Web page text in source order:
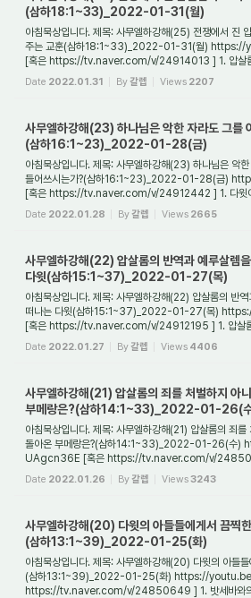
(삼하18:1~33)_2022-01-31(월)
아침묵상입니다. 제목: 사무엘하강해(25) 전쟁에서 진
주는 교훈(삼하18:1~33)_2022-01-31(월)
[혹은 https://tv.naver.com/v/24914013 ] 1. 압살롬
다윗의 셋째 아들로 ...
Date 2022.01.31 By갈렙 Views 2207
사무엘하강해(23) 하나님은 악한 자라도 그를
(삼하16:1~23)_2022-01-28(금)
아침묵상입니다. 제목: 사무엘하강해(23) 하나님은 악한
들어쓰시는가?(삼하16:1~23)_2022-01-28(금)
[혹은 https://tv.naver.com/v/24912442 ] 1. 다윗이
과정에서 힘을 주었던 이...
Date 2022.01.28 By갈렙 Views 2665
사무엘하강해(22) 압살롬의 반역과 예루살렘
다윗(삼하15:1~37)_2022-01-27(목)
아침묵상입니다. 제목: 사무엘하강해(22) 압살롬의 반
떠나는 다윗(삼하15:1~37)_2022-01-27(목)
[혹은 https://tv.naver.com/v/24912195 ] 1. 압살롬
어떻게 자신의 힘...
Date 2022.01.27 By갈렙 Views 4406
사무엘하강해(21) 압살롬의 죄를 처벌하지 아
부메랑은?(삼하14:1~33)_2022-01-26(
아침묵상입니다. 제목: 사무엘하강해(21) 압살롬의 죄를
돌아온 부메랑은?(삼하14:1~33)_2022-01-26(수
UAgcn36E [혹은 https://tv.naver.com/v/
죽이고 3년이 흐른 뒤에 왕궁...
Date 2022.01.26 By갈렙 Views3243
사무엘하강해(20) 다윗의 아들들에게서 끔찍
(삼하13:1~39)_2022-01-25(화)
아침묵상입니다. 제목: 사무엘하강해(20) 다윗의 아들
(삼하13:1~39)_2022-01-25(화) https://
https://tv.naver.com/v/24850649 ] 1. 밧세바와의